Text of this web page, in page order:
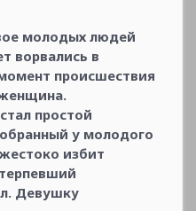
молодых людей
ворвались в
происшествия
простой
у молодого
избит
Девушку